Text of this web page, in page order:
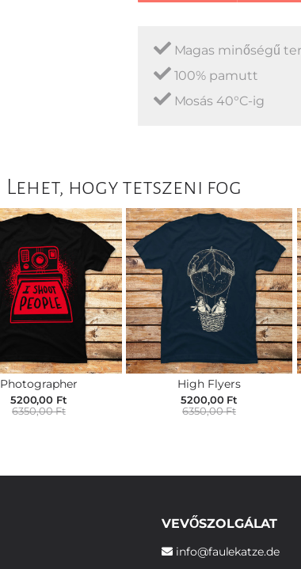
Magas minőségű
100% pamutt
Mosás 40°C-ig
Lehet, hogy tetszeni fog
Photographer
5200,00 Ft
6350,00 Ft
High Flyers
5200,00 Ft
6350,00 Ft
VEVŐSZOLGÁLAT
info@faulekatze.de